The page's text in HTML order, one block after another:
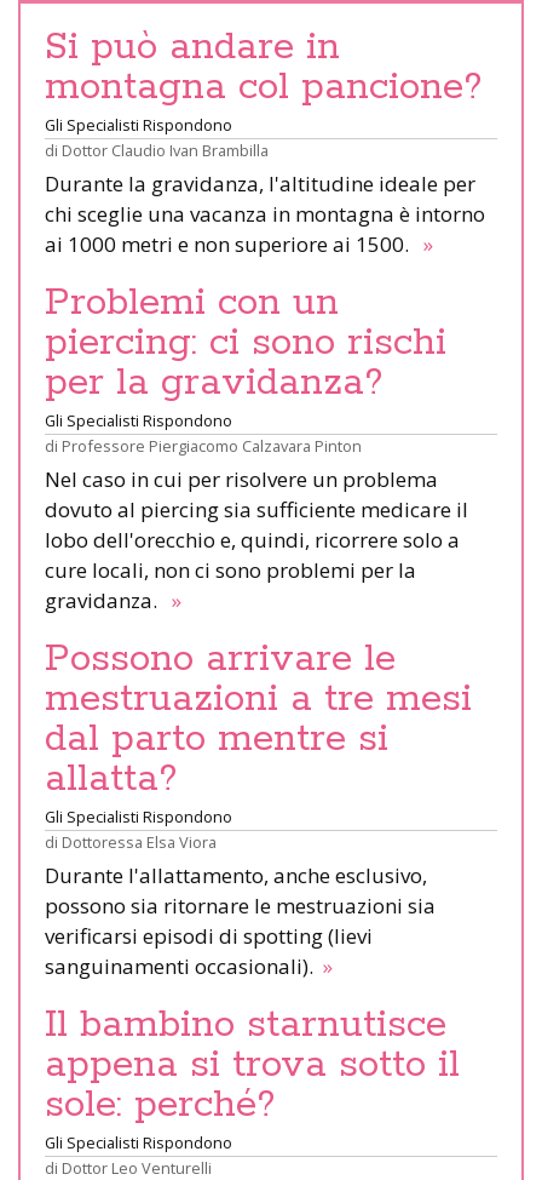
Si può andare in
montagna col pancione?
Gli Specialisti Rispondono
di Dottor Claudio Ivan Brambilla
Durante la gravidanza, l'altitudine ideale per
chi sceglie una vacanza in montagna è intorno
ai 1000 metri e non superiore ai 1500. »
Problemi con un
piercing: ci sono rischi
per la gravidanza?
Gli Specialisti Rispondono
di Professore Piergiacomo Calzavara Pinton
Nel caso in cui per risolvere un problema
dovuto al piercing sia sufficiente medicare il
lobo dell'orecchio e, quindi, ricorrere solo a
cure locali, non ci sono problemi per la
gravidanza. »
Possono arrivare le
mestruazioni a tre mesi
dal parto mentre si
allatta?
Gli Specialisti Rispondono
di Dottoressa Elsa Viora
Durante l'allattamento, anche esclusivo,
possono sia ritornare le mestruazioni sia
verificarsi episodi di spotting (lievi
sanguinamenti occasionali). »
Il bambino starnutisce
appena si trova sotto il
sole: perché?
Gli Specialisti Rispondono
di Dottor Leo Venturelli